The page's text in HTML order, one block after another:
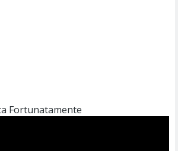
Fortunatamente